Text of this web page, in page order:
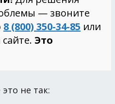
— звоните
8 (800) 350-34-85 или
Это
не так: